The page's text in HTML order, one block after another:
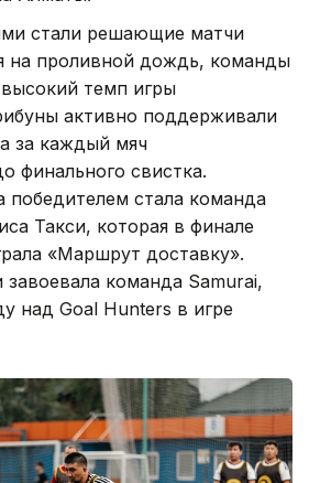
стали решающие матчи
на проливной дождь, команды
темп игры
активно поддерживали
за каждый мяч
финального свистка.
победителем стала команда
Такси, которая в финале
«Маршрут доставку».
команда Samurai,
над Goal Hunters в игре